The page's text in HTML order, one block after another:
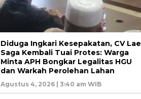
Diduga Ingkari Kesepakatan, CV Lae
Saga Kembali Tuai Protes: Warga
Minta APH Bongkar Legalitas HGU
dan Warkah Perolehan Lahan
Agustus 4, 2026 | 3:40 am WIB